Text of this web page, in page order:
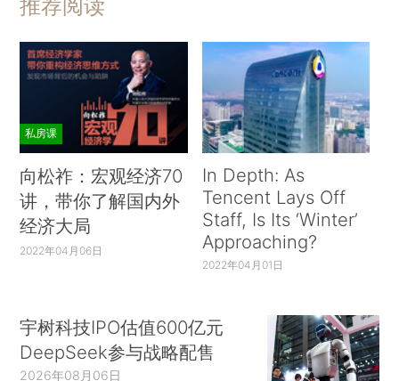
推荐阅读
私房课
向松祚：宏观经济70
讲，带你了解国内外
经济大局
2022年04月06日
In Depth: As
Tencent Lays Off
Staff, Is Its ‘Winter’
Approaching?
2022年04月01日
宇树科技IPO估值600亿元
DeepSeek参与战略配售
2026年08月06日